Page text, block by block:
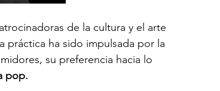
de la cultura y el arte
práctica ha sido impulsada por la
su preferencia hacia lo
pop.